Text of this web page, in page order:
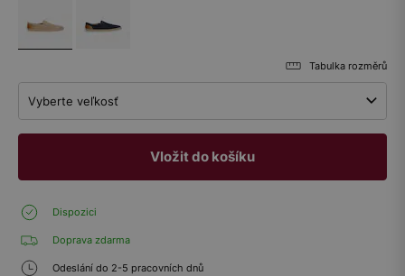
Tabulka rozměrů
Vyberte veľkosť
Vložit do košíku
Dispozici
Doprava zdarma
Odeslání do 2-5 pracovních dnů